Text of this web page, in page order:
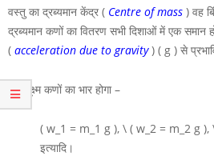
वस्तु का द्रब्यमान केंद्र ( Centre of mass ) वह
द्रब्यमान कणों का वितरण सभी दिशाओं में एक समान
( acceleration due to gravity) ( g ) से
इन सूक्ष्म कणों का भार होगा –
( w_1 = m_1 g ), \ ( w_2 = m_2 g
इत्यादि।